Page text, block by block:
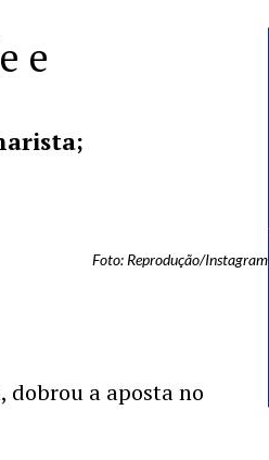
e
Foto: Reprodução/Instagram
dobrou a aposta no